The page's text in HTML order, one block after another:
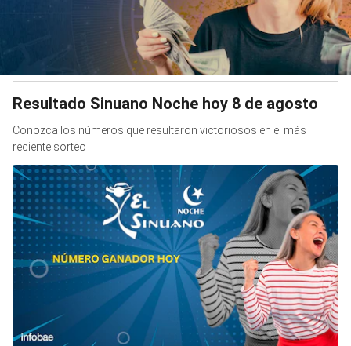
Resultado Sinuano Noche hoy 8 de agosto
Conozca los números que resultaron victoriosos en el más
reciente sorteo